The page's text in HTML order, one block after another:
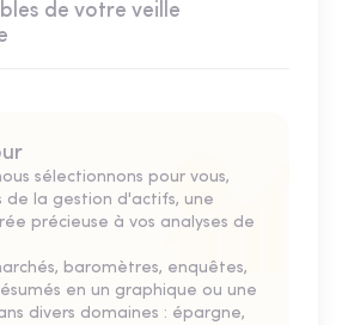
de votre veille
sélectionnons pour vous,
de la gestion d'actifs, une
précieuse à vos analyses de
baromètres, enquêtes,
en un graphique ou une
divers domaines : épargne,